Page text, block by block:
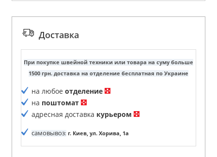
Доставка
При покупке швейной техники или товара на суму больше
1500 грн. доставка на отделение бесплатная по Украине
на любое отделение
на поштомат
адресная доставка курьером
самовывоз: г. Киев, ул. Хорива, 1а